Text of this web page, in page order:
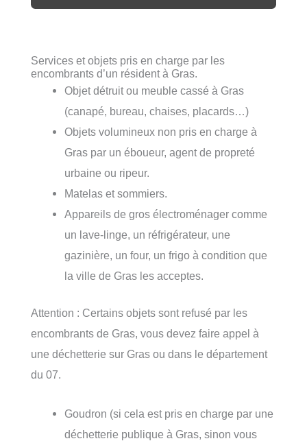
Services et objets pris en charge par les
encombrants d’un résident à Gras.
Objet détruit ou meuble cassé à Gras
(canapé, bureau, chaises, placards…)
Objets volumineux non pris en charge à
Gras par un éboueur, agent de propreté
urbaine ou ripeur.
Matelas et sommiers.
Appareils de gros électroménager comme
un lave-linge, un réfrigérateur, une
gazinière, un four, un frigo à condition que
la ville de Gras les acceptes.
Attention : Certains objets sont refusé par les
encombrants de Gras, vous devez faire appel à
une déchetterie sur Gras ou dans le département
du 07.
Goudron (si cela est pris en charge par une
déchetterie publique à Gras, sinon vous